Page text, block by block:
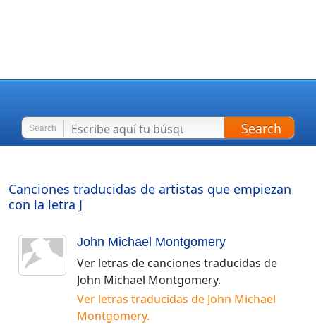
Search Search
Canciones traducidas de artistas que empiezan
con la letra J
John Michael Montgomery
Ver letras de canciones traducidas de
John Michael Montgomery.
Ver letras traducidas de John Michael
Montgomery.